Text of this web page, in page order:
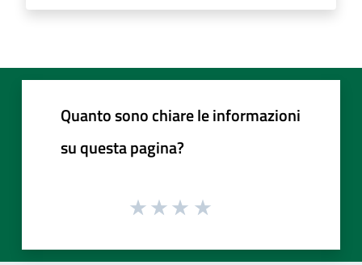
Quanto sono chiare le informazioni
su questa pagina?